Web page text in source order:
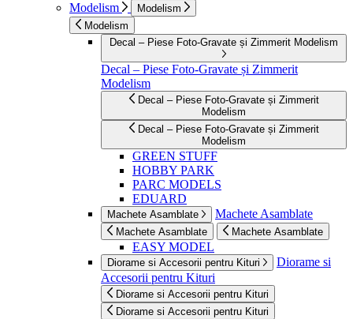
Modelism
Modelism
Modelism
Decal – Piese Foto-Gravate și Zimmerit Modelism
Decal – Piese Foto-Gravate și Zimmerit
Modelism
Decal – Piese Foto-Gravate și Zimmerit
Modelism
Decal – Piese Foto-Gravate și Zimmerit
Modelism
GREEN STUFF
HOBBY PARK
PARC MODELS
EDUARD
Machete Asamblate Machete Asamblate
Machete Asamblate Machete Asamblate
EASY MODEL
Diorame si Accesorii pentru Kituri
Diorame si
Accesorii pentru Kituri
Diorame si Accesorii pentru Kituri
Diorame si Accesorii pentru Kituri